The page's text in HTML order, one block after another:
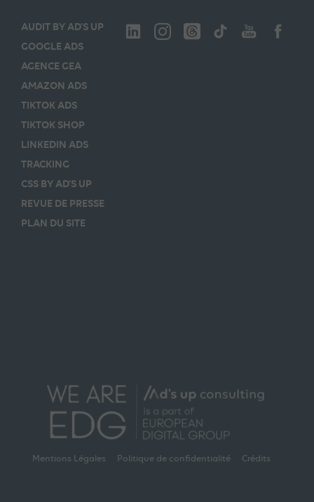
AUDIT BY AD’S UP
GOOGLE ADS
AGENCE GEA
AMAZON ADS
TIKTOK ADS
TIKTOK SHOP
LINKEDIN ADS
TRACKING
CSS BY AD’S UP
REVUE DE PRESSE
PLAN DU SITE
Mentions Légales Politique de confidentialité Crédits